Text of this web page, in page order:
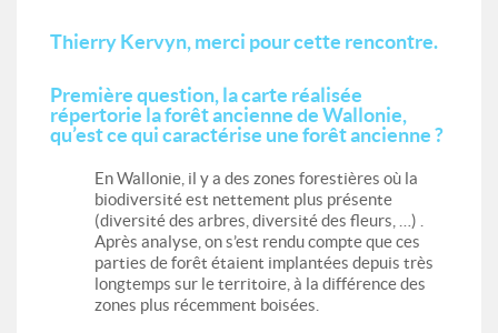
Thierry Kervyn, merci pour cette rencontre.
Première question, la carte réalisée
répertorie la forêt ancienne de Wallonie,
qu’est ce qui caractérise une forêt ancienne ?
En Wallonie, il y a des zones forestières où la
biodiversité est nettement plus présente
(diversité des arbres, diversité des fleurs, …) .
Après analyse, on s’est rendu compte que ces
parties de forêt étaient implantées depuis très
longtemps sur le territoire, à la différence des
zones plus récemment boisées.